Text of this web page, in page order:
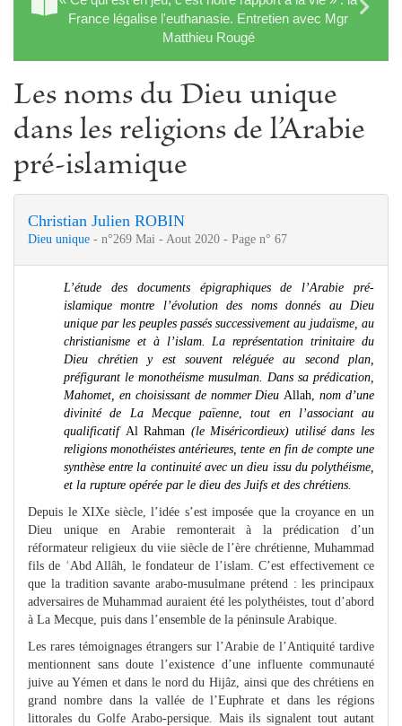
France légalise l'euthanasie. Entretien avec Mgr
Matthieu Rougé
Les noms du Dieu unique
dans les religions de l’Arabie
pré-islamique
Christian Julien ROBIN
Dieu unique - n°269 Mai - Aout 2020 - Page n° 67
L’étude des documents épigraphiques de l’Arabie pré-
islamique montre l’évolution des noms donnés au Dieu
unique par les peuples passés successivement au judaïsme, au
christianisme et à l’islam. La représentation trinitaire du
Dieu chrétien y est souvent reléguée au second plan,
préfigurant le monothéisme musulman. Dans sa prédication,
Mahomet, en choisissant de nommer Dieu Allah,nom d’une
divinité de La Mecque païenne ,tout en l’associant au
qualificatif Al Rahman (le Miséricordieux) utilisé dans les
religions monothéistes antérieures, tente en fin de compte une
synthèse entre la continuité avec un dieu issu du polythéisme,
et la rupture opérée par le dieu des Juifs et des chrétiens.
Depuis le XIXe siècle, l’idée s’est imposée que la croyance en un
Dieu unique en Arabie remonterait à la prédication d’un
réformateur religieux du viie siècle de l’ère chrétienne, Muhammad
fils de ʿAbd Allâh, le fondateur de l’islam. C’est effectivement ce
que la tradition savante arabo-musulmane prétend : les principaux
adversaires de Muhammad auraient été les polythéistes, tout d’abord
à La Mecque, puis dans l’ensemble de la péninsule Arabique.
Les rares témoignages étrangers sur l’Arabie de l’Antiquité tardive
mentionnent sans doute l’existence d’une influente communauté
juive au Yémen et dans le nord du Hijâz, ainsi que des chrétiens en
grand nombre dans la vallée de l’Euphrate et dans les régions
littorales du Golfe Arabo-persique. Mais ils signalent tout autant